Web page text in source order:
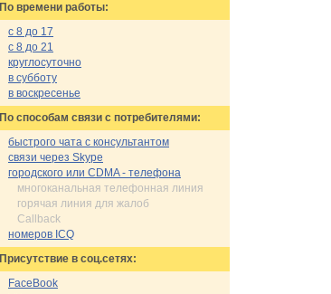
По времени работы:
с 8 до 17
с 8 до 21
круглосуточно
в субботу
в воскресенье
По cпособам связи с потребителями:
быстрого чата с консультантом
связи через Skype
городского или CDMA - телефона
многоканальная телефонная линия
горячая линия для жалоб
Callback
номеров ICQ
Присутствие в соц.сетях:
FaceBook